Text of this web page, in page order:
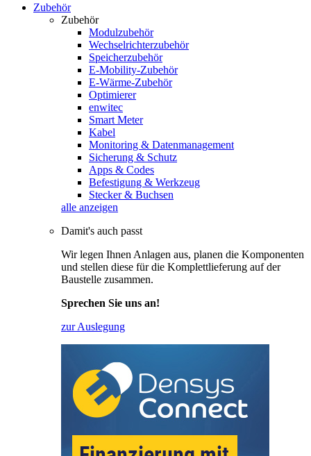
Zubehör
Zubehör
Modulzubehör
Wechselrichterzubehör
Speicherzubehör
E-Mobility-Zubehör
E-Wärme-Zubehör
Optimierer
enwitec
Smart Meter
Kabel
Monitoring & Datenmanagement
Sicherung & Schutz
Apps & Codes
Befestigung & Werkzeug
Stecker & Buchsen
alle anzeigen
Damit's auch passt
Wir legen Ihnen Anlagen aus, planen die Komponenten
und stellen diese für die Komplettlieferung auf der
Baustelle zusammen.
Sprechen Sie uns an!
zur Auslegung